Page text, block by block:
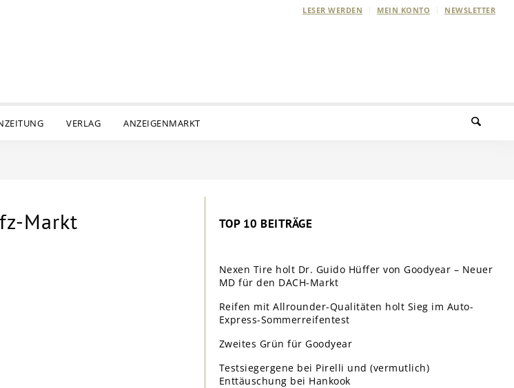
LESER WERDEN MEIN KONTO NEWSLETTER
VERLAG ANZEIGENMARKT
Markt TOP 10 BEITRÄGE
Nexen Tire holt Dr. Guido Hüffer von Goodyear – Neuer
MD für den DACH-Markt
Reifen mit Allrounder-Qualitäten holt Sieg im Auto-
Express-Sommerreifentest
Zweites Grün für Goodyear
Testsiegergene bei Pirelli und (vermutlich)
Enttäuschung bei Hankook